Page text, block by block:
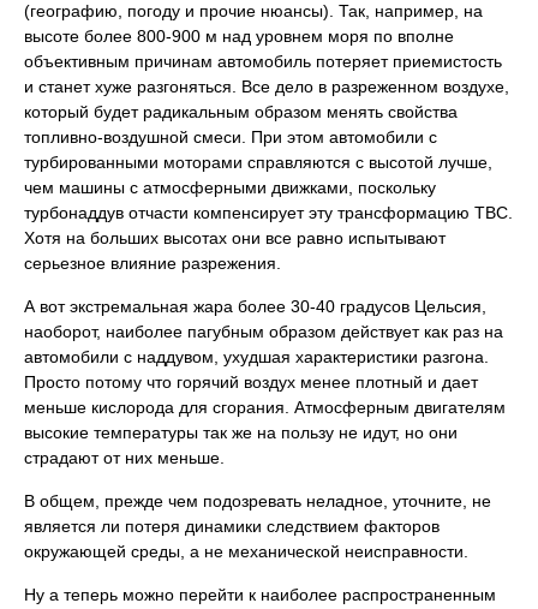
(географию, погоду и прочие нюансы). Так, например, на
высоте более 800-900 м над уровнем моря по вполне
объективным причинам автомобиль потеряет приемистость
и станет хуже разгоняться. Все дело в разреженном воздухе,
который будет радикальным образом менять свойства
топливно-воздушной смеси. При этом автомобили с
турбированными моторами справляются с высотой лучше,
чем машины с атмосферными движками, поскольку
турбонаддув отчасти компенсирует эту трансформацию ТВС.
Хотя на больших высотах они все равно испытывают
серьезное влияние разрежения.
А вот экстремальная жара более 30-40 градусов Цельсия,
наоборот, наиболее пагубным образом действует как раз на
автомобили с наддувом, ухудшая характеристики разгона.
Просто потому что горячий воздух менее плотный и дает
меньше кислорода для сгорания. Атмосферным двигателям
высокие температуры так же на пользу не идут, но они
страдают от них меньше.
В общем, прежде чем подозревать неладное, уточните, не
является ли потеря динамики следствием факторов
окружающей среды, а не механической неисправности.
Ну а теперь можно перейти к наиболее распространенным